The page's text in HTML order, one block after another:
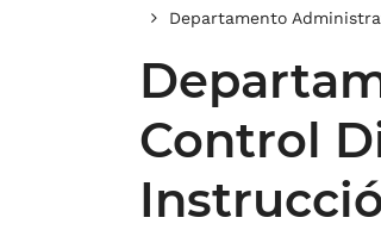
Departamento
Control